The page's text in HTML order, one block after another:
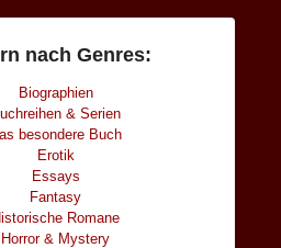
nach Genres:
Biographien
& Serien
besondere Buch
Erotik
Essays
Fantasy
Romane
Horror & Mystery